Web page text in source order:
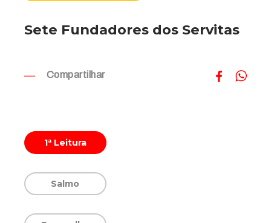
Sete Fundadores dos Servitas
Compartilhar
1ª Leitura
Salmo